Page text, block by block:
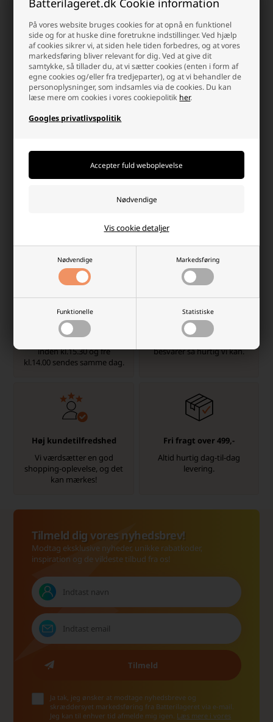
På vores website bruges cookies for at opnå en funktionel
side og for at huske dine foretrukne indstillinger. Ved hjælp
af cookies sikrer vi, at siden hele tiden forbedres, og at vores
markedsføring bliver relevant for dig. Ved at give dit
samtykke, så tillader du, at vi sætter cookies (enten i form af
egne cookies og/eller fra tredjeparter), og at vi behandler de
personoplysninger, som indsamles via de cookies. Du kan
læse mere om cookies i vores cookiepolitik her.
Googles privatlivspolitik
Nødvendige Markedsføring
Funktionelle Statistiske
Vis cookie detaljer
Sølvfarvet Metal Små og Store,
+ - +
Hvorfor handle hos batterilageret?
Dag-til-dag levering
Pakker bestilt man-tor
inden kl.15.30 og fre
kl.14.00 sendes samme dag.
info@batterilageret.dk
Kontakt os via e-mail, og vi
besvarer så hurtig vi kan.
Høj kundetilfredshed
Vi værdsætter en god
shopping-oplevelse, og det
kan mærkes!
Fri fragt over 499,-
Altid hurtig dag-til-dag
levering.
Tilmeld dig vores nyhedsbrev!
Modtag eksklusive nyheder, unikke rabatkoder,
inspiration og de vildeste tilbud fra os!
Ja tak, jeg ønsker at modtage nyhedsbreve og
skræddersyet markedsføring fra Batterilageret via e-mail.
Jeg kan til enhver tid afmelde mig igen. Læs mere i vores